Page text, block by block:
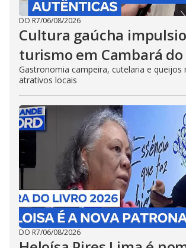
DO R7/06/08/2026
Cultura gaúcha
turismo em Cambará do
Gastronomia campeira, cutelaria e queijos
atrativos locais
DO R7/06/08/2026